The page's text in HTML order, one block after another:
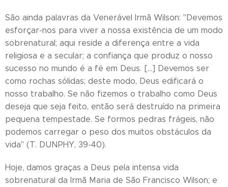
São ainda palavras da Venerável Irmã Wilson: "Devemos
esforçar-nos para viver a nossa existência de um modo
sobrenatural; aqui reside a diferença entre a vida
religiosa e a secular; a confiança que produz o nosso
sucesso no mundo é a fé em Deus. […] Devemos ser
como rochas sólidas; deste modo, Deus edificará o
nosso trabalho. Se não fizemos o trabalho como Deus
deseja que seja feito, então será destruído na primeira
pequena tempestade. Se formos pedras frágeis, não
podemos carregar o peso dos muitos obstáculos da
vida" (T. DUNPHY, 39-40).
Hoje, damos graças a Deus pela intensa vida
sobrenatural da Irmã Maria de São Francisco Wilson; e